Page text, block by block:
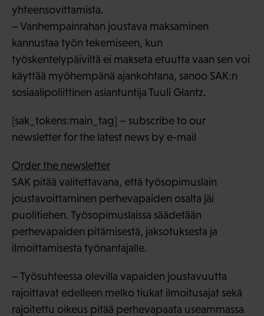
yhteensovittamista.
– Vanhempainrahan joustava maksaminen
kannustaa työn tekemiseen, kun
työskentelypäiviltä ei makseta etuutta vaan sen voi
käyttää myöhempänä ajankohtana, sanoo SAK:n
sosiaalipoliittinen asiantuntija Tuuli Glantz.
[sak_tokens:main_tag] – subscribe to our
newsletter for the latest news by e-mail
Order the newsletter
SAK pitää valitettavana, että työsopimuslain
joustavoittaminen perhevapaiden osalta jäi
puolitiehen. Työsopimuslaissa säädetään
perhevapaiden pitämisestä, jaksotuksesta ja
ilmoittamisesta työnantajalle.
– Työsuhteessa olevilla vapaiden joustavuutta
rajoittavat edelleen melko tiukat ilmoitusajat sekä
rajoitettu oikeus pitää perhevapaata useammassa